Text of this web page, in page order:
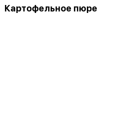
Картофельное пюре